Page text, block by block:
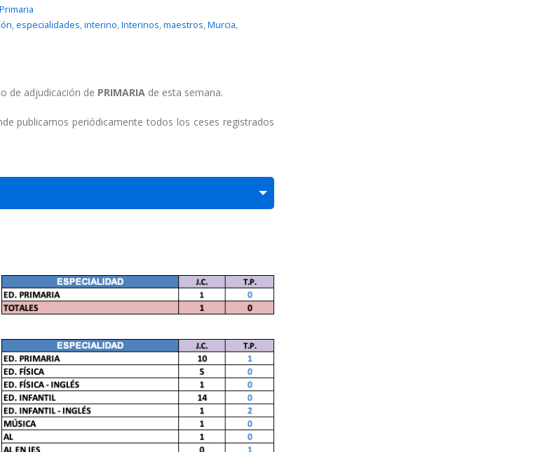
Primaria
,especialidades,interino,Interinos,maestros,Murcia,
de adjudicación de PRIMARIA de esta semana.
publicamos periódicamente todos los ceses registrados